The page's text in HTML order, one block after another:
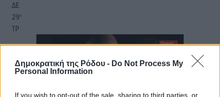
Δημοκρατική της Ρόδου - Do Not Process My
Personal Information
If you wish to opt-out of the sale, sharing to third parties, or
ΔΕ
29°
ΤΡ